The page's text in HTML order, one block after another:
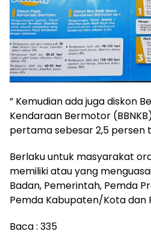
” Kemudian ada juga diskon
Kendaraan Bermotor
pertama sebesar 2,5 persen
Berlaku untuk masyarakat
memiliki atau yang
Badan, Pemerintah, Pemda
Pemda Kabupaten/Kota dan
Baca : 335